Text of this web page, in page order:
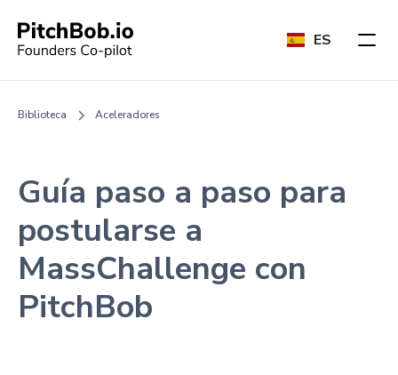
ES
Biblioteca Aceleradores
Guía paso a paso para
postularse a
MassChallenge con
PitchBob